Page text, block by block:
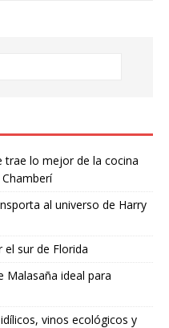
trae lo mejor de la cocina
al universo de Harry
el sur de Florida
Malasaña ideal para
vinos ecológicos y